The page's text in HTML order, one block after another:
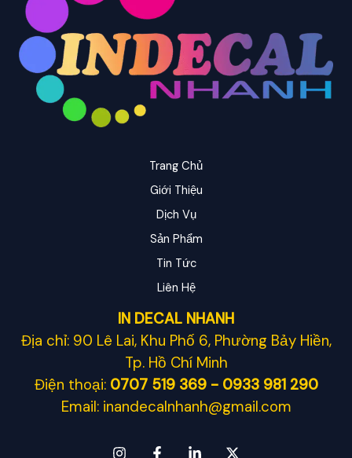
Trang Chủ
Giới Thiệu
Dịch Vụ
Sản Phẩm
Tin Tức
Liên Hệ
IN DECAL NHANH
Địa chỉ: 90 Lê Lai, Khu Phố 6, Phường Bảy Hiền,
Tp. Hồ Chí Minh
Điện thoại: 0707 519 369 - 0933 981 290
Email: inandecalnhanh@gmail.com